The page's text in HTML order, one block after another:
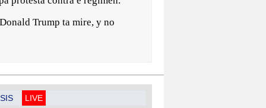
Trump ta mire, y no
LIVE